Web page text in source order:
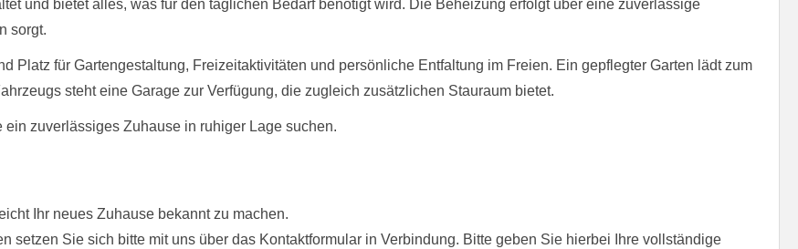
und bietet alles, was für den täglichen Bedarf benötigt wird. Die Beheizung erfolgt über eine zuverlässige
sorgt.
Platz für Gartengestaltung, Freizeitaktivitäten und persönliche Entfaltung im Freien. Ein gepflegter Garten lädt zum
steht eine Garage zur Verfügung, die zugleich zusätzlichen Stauraum bietet.
zuverlässiges Zuhause in ruhiger Lage suchen.
Ihr neues Zuhause bekannt zu machen.
setzen Sie sich bitte mit uns über das Kontaktformular in Verbindung. Bitte geben Sie hierbei Ihre vollständige